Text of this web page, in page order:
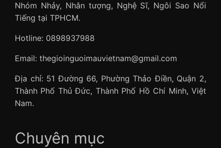
Nhóm Nhảy, Nhân tượng, Nghệ Sĩ, Ngôi Sao Nổi
Tiếng tại TPHCM.
Hotline: 0898937988
Email: thegioinguoimauvietnam@gmail.com
Địa chỉ: 51 Đường 66, Phường Thảo Điền, Quận 2,
Thành Phố Thủ Đức, Thành Phố Hồ Chí Minh, Việt
Nam.
Chuyên mục